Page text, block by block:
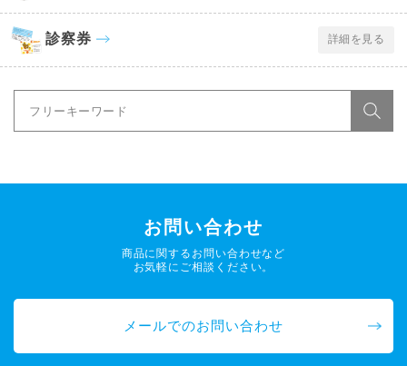
診察券 詳細を見る
お問い合わせ
商品に関するお問い合わせなど
お気軽にご相談ください。
メールでのお問い合わせ